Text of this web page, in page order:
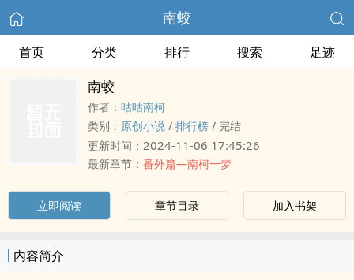
南蛟
首页 分类 排行 搜索 足迹
南蛟
作者： 咕咕南柯
类别： 原创小说 / 排行榜 / 完结
更新时间： 2024-11-06 17:45:26
最新章节： 番外篇—南柯一梦
立即阅读 章节目录 加入书架
内容简介